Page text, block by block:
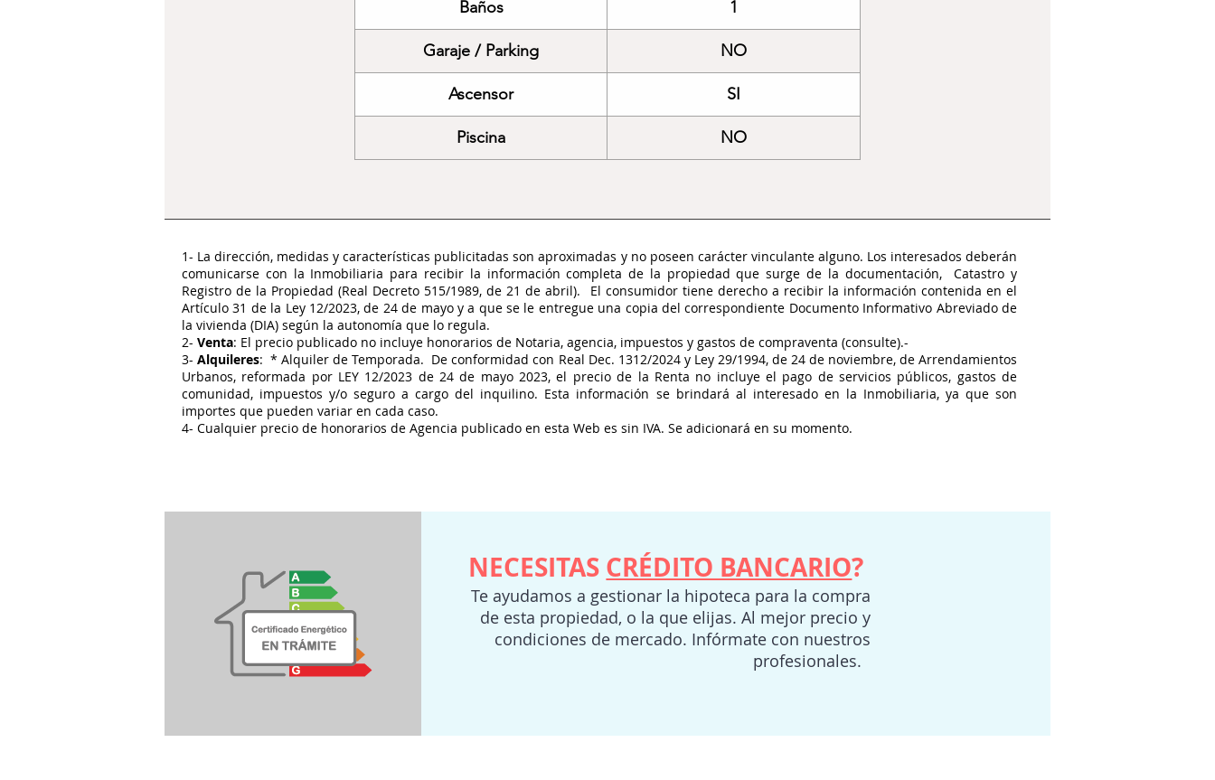
Baños 1
Garaje / Parking NO
Ascensor SI
Piscina NO
1- La dirección, medidas y características publicitadas son aproximadas y no poseen carácter vinculante alguno. Los interesados deberán
comunicarse con la Inmobiliaria para recibir la información completa de la propiedad que surge de la documentación, Catastro y
Registro de la Propiedad (Real Decreto 515/1989, de 21 de abril). El consumidor tiene derecho a recibir la información contenida en el
Artículo 31 de la Ley 12/2023, de 24 de mayo y a que se le entregue una copia del correspondiente Documento Informativo Abreviado de
la vivienda (DIA) según la autonomía que lo regula.
2- Venta: El precio publicado no incluye honorarios de Notaria, agencia, impuestos y gastos de compraventa (consulte).-
3-Alquileres: * Alquiler de Temporada. De conformidad con Real Dec. 1312/2024 y Ley 29/1994, de 24 de noviembre, de Arrendamientos
Urbanos, reformada por LEY 12/2023 de 24 de mayo 2023, el precio de la Renta no incluye el pago de servicios públicos, gastos de
comunidad, impuestos y/o seguro a cargo del inquilino. Esta información se brindará al interesado en la Inmobiliaria, ya que son
importes que pueden variar en cada caso.
4- Cualquier precio de honorarios de Agencia publicado en esta Web es sin IVA. Se adicionará en su momento.
NECESITAS CRÉDITO BANCARIO?
Te ayudamos a gestionar la hipoteca para la compra
de esta propiedad, o la que elijas. Al mejor precio y
condiciones de mercado. Infórmate con nuestros
profesionales.